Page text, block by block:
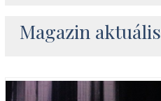
Magazin aktuális